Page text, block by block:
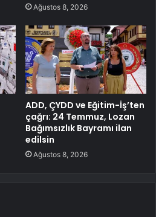
Ağustos 8, 2026
ADD, ÇYDD ve Eğitim-İş’ten
çağrı: 24 Temmuz, Lozan
Bağımsızlık Bayramı ilan
edilsin
Ağustos 8, 2026